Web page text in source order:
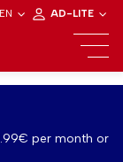
EN AD-LITE
per month or